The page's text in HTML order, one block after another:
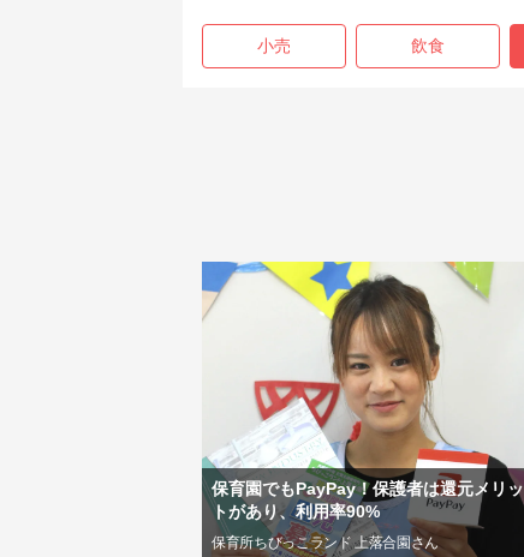
小売 飲食
保育園でもPayPay！保護者は還元メリッ
トがあり、利用率90%
保育所ちびっこランド 上落合園さん